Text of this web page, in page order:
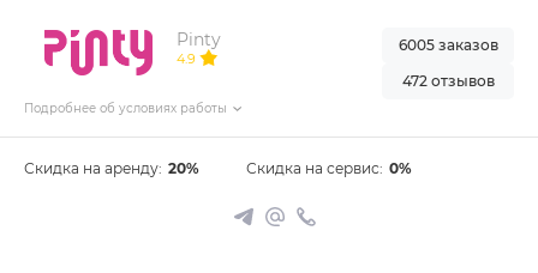
Pinty
4.9
Подробнее об условиях работы
6005 заказов
472 отзывов
Скидка на аренду: 20% Скидка на сервис: 0%